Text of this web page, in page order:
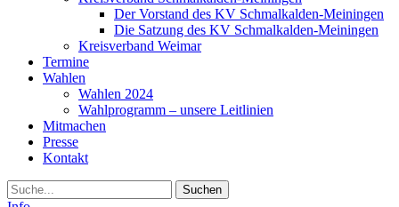
Der Vorstand des KV Schmalkalden-Meiningen
Die Satzung des KV Schmalkalden-Meiningen
Kreisverband Weimar
Termine
Wahlen
Wahlen 2024
Wahlprogramm – unsere Leitlinien
Mitmachen
Presse
Kontakt
Suche